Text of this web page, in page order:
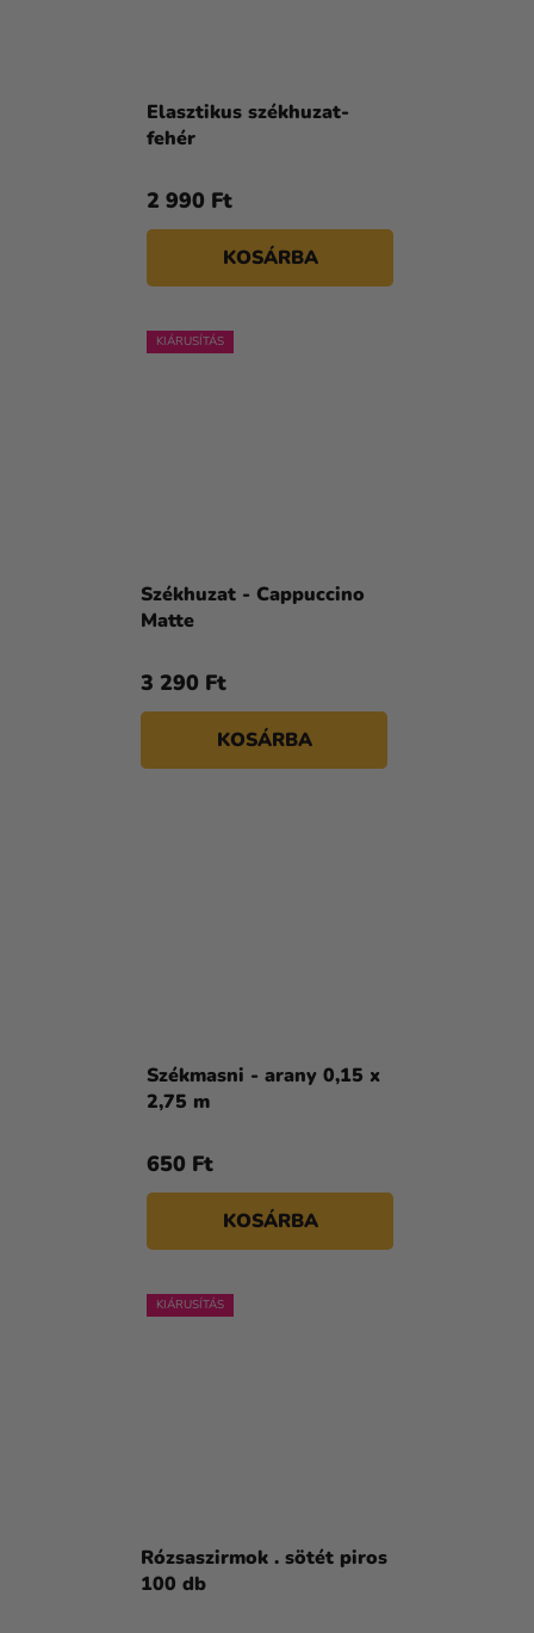
Elasztikus székhuzat-
fehér
2 990 Ft
KOSÁRBA
KIÁRUSÍTÁS
Székhuzat - Cappuccino
Matte
3 290 Ft
KOSÁRBA
Székmasni - arany 0,15 x
2,75 m
650 Ft
KOSÁRBA
KIÁRUSÍTÁS
Rózsaszirmok . sötét piros
100 db